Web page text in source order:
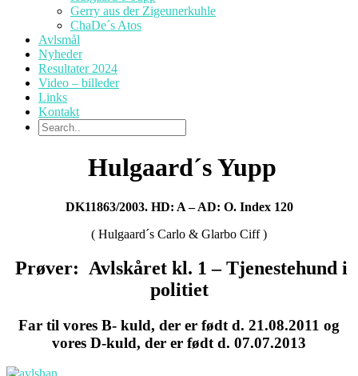
Gerry aus der Zigeunerkuhle
ChaDe´s Atos
Avlsmål
Nyheder
Resultater 2024
Video – billeder
Links
Kontakt
Hulgaard´s Yupp
DK11863/2003. HD: A – AD: O. Index 120
( Hulgaard´s Carlo & Glarbo Ciff )
Prøver: Avlskåret kl. 1 – Tjenestehund i
politiet
Far til vores B- kuld, der er født d. 21.08.2011 og
vores D-kuld, der er født d. 07.07.2013